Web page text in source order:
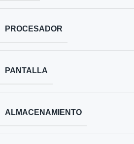
PROCESADOR
PANTALLA
ALMACENAMIENTO